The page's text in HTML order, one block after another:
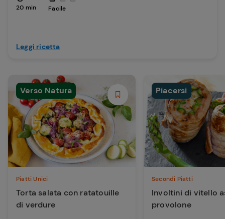
20 min Facile
Leggi ricetta
Verso Natura
Piatti Unici
Torta salata con ratatouille
di verdure
Piacersi
Secondi Piatti
Involtini di vitello
provolone